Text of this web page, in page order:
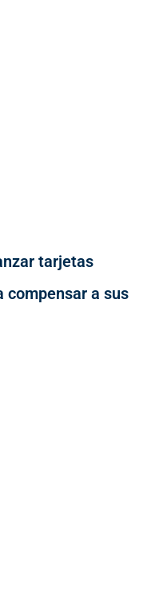
tarjetas
compensar a sus